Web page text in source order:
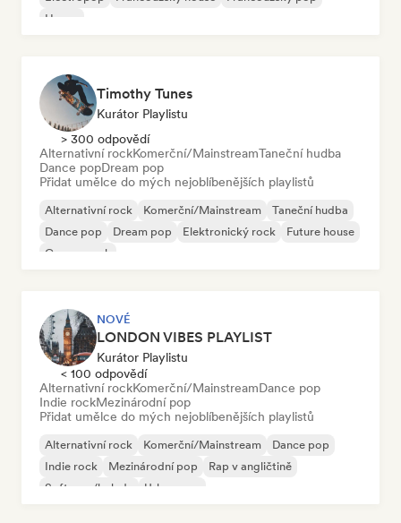
House
Timothy Tunes
Kurátor Playlistu
> 300 odpovědí
Alternativní rockKomerční/MainstreamTaneční hudba
Dance popDream pop
Přidat umělce do mých nejoblíbenějších playlistů
Alternativní rock Komerční/Mainstream
Taneční hudba
Dance pop
Dream pop Elektronický rock
Future house
Garage rock
NOVÉ
LONDON VIBES PLAYLIST
Kurátor Playlistu
< 100 odpovědí
Alternativní rockKomerční/MainstreamDance pop
Indie rockMezinárodní pop
Přidat umělce do mých nejoblíbenějších playlistů
Alternativní rock Komerční/Mainstream
Dance pop
Indie rock
Mezinárodní pop
Rap v angličtině
Soft pop/balada
Urban pop